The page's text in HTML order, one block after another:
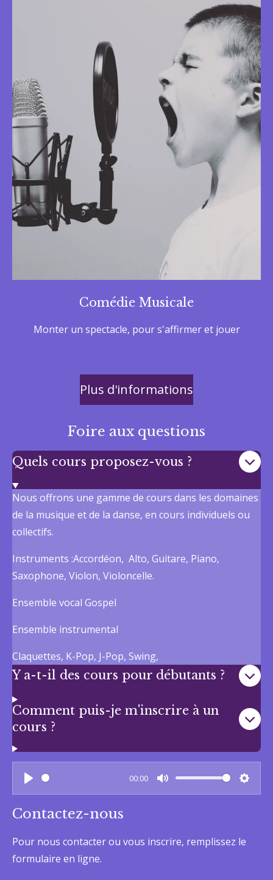
Comédie Musicale
Monter un spectacle, pour s'affirmer et jouer
Plus d'informations
Foire aux questions
Quels cours proposez-vous ?
Nous offrons une gamme de cours dans les domaines
de la musique et de la danse, en cours individuels ou
collectifs.
Instruments :Accordéon, Alto, Guitare, Piano,
Saxophone, Violon, Violoncelle.
Ensemble vocal Gospel
Ensemble instrumental
Claquettes, K-Pop, J-Pop, Swing,
Y a-t-il des cours pour débutants ?
Comment puis-je m'inscrire à un
cours ?
P
l
y
00:00
M
e
S
t
Contactez-nous
Pour nous contacter ou vous inscrire, remplissez le
formulaire en ligne.